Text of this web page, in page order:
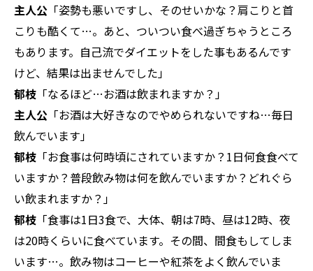
主人公 「姿勢も悪いですし、そのせいかな？肩こりと首
こりも酷くて…。あと、ついつい食べ過ぎちゃうところ
もあります。自己流でダイエットをした事もあるんです
けど、結果は出ませんでした」
郁枝 「なるほど…お酒は飲まれますか？」
主人公 「お酒は大好きなのでやめられないですね…毎日
飲んでいます」
郁枝 「お食事は何時頃にされていますか？1日何食食べて
いますか？普段飲み物は何を飲んでいますか？どれぐら
い飲まれますか？」
郁枝 「食事は1日3食で、大体、朝は7時、昼は12時、夜
は20時くらいに食べています。その間、間食もしてしま
います…。飲み物はコーヒーや紅茶をよく飲んでいま